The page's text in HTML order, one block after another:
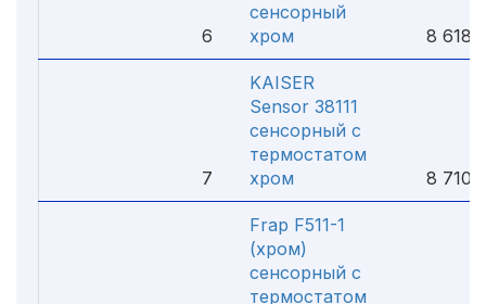
6
сенсорный
хром
8 618
7
KAISER
Sensor 38111
сенсорный с
термостатом
хром
8 710
Frap F511-1
(хром)
сенсорный с
термостатом